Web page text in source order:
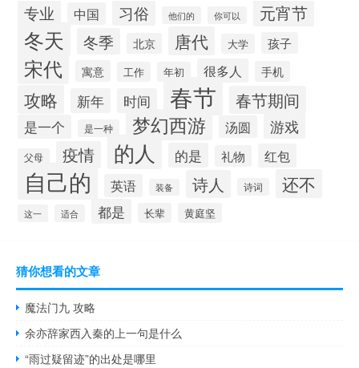
专业 中国 习俗 他们的 你可以 元宵节
冬天 冬季 北京 唐代 大学 孩子
宋代 寓意 工作 年初 很多人 手机
攻略 新年 时间 春节 春节期间
是一个 是一种 梦幻西游 汤圆 游戏
父母 疫情 的人 的是 礼物 红包
自己的 英语 装备 诗人 诗词 还不
这一 适合 都是 长辈 黄庭坚
猜你想看的文章
魔法门九 攻略
余亦辞家西入秦的上一句是什么
“雨过疑留迹”的出处是哪里